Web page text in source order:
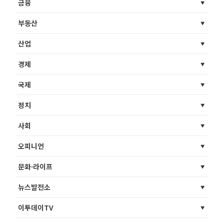
금융
부동산
산업
경제
국제
정치
사회
오피니언
문화·라이프
뉴스발전소
이투데이TV